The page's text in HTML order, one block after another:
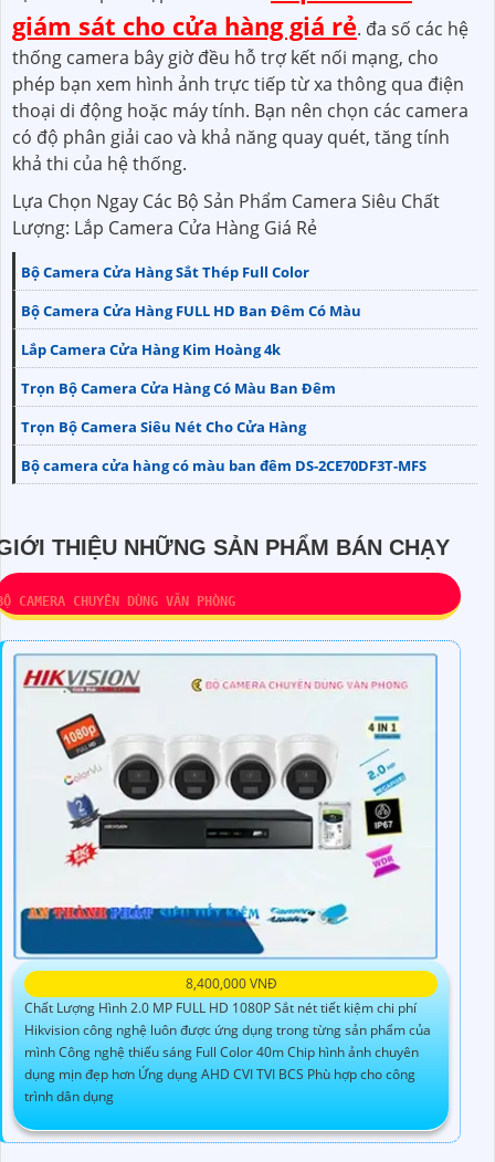
giám sát cho cửa hàng giá rẻ. đa số các hệ
thống camera bây giờ đều hỗ trợ kết nối mạng, cho
phép bạn xem hình ảnh trực tiếp từ xa thông qua điện
thoại di động hoặc máy tính. Bạn nên chọn các camera
có độ phân giải cao và khả năng quay quét, tăng tính
khả thi của hệ thống.
Lựa Chọn Ngay Các Bộ Sản Phẩm Camera Siêu Chất
Lượng: Lắp Camera Cửa Hàng Giá Rẻ
Bộ Camera Cửa Hàng Sắt Thép Full Color
Bộ Camera Cửa Hàng FULL HD Ban Đêm Có Màu
Lắp Camera Cửa Hàng Kim Hoàng 4k
Trọn Bộ Camera Cửa Hàng Có Màu Ban Đêm
Trọn Bộ Camera Siêu Nét Cho Cửa Hàng
Bộ camera cửa hàng có màu ban đêm DS-2CE70DF3T-MFS
THIỆU NHỮNG SẢN PHẨM BÁN CHẠY
CAMERA CHUYÊN DÙNG VĂN PHÒNG
8,400,000 VNĐ
Chất Lượng Hình 2.0 MP FULL HD 1080P Sắt nét tiết kiệm chi phí
Hikvision công nghệ luôn được ứng dụng trong từng sản phẩm của
mình Công nghệ thiếu sáng Full Color 40m Chip hình ảnh chuyên
dụng mịn đẹp hơn Ứng dụng AHD CVI TVI BCS Phù hợp cho công
trình dân dụng